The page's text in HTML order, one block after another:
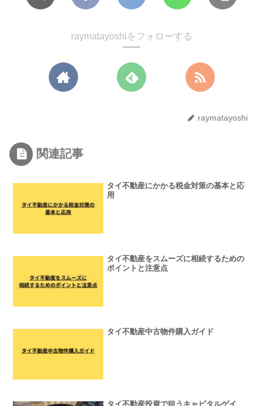
raymatayoshiをフォローする
raymatayoshi
関連記事
タイ不動産にかかる税金対策の基本と応
用
タイ不動産をスムーズに相続するための
ポイントと注意点
タイ不動産中古物件購入ガイド
タイ不動産投資で狙うキャピタルゲイ